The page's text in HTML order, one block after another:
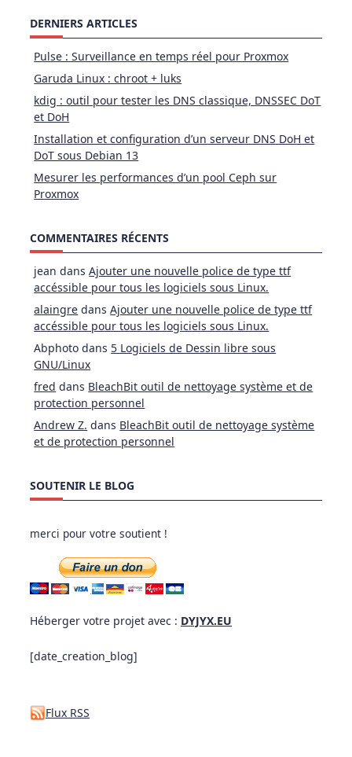
DERNIERS ARTICLES
Pulse : Surveillance en temps réel pour Proxmox
Garuda Linux : chroot + luks
kdig : outil pour tester les DNS classique, DNSSEC DoT
et DoH
Installation et configuration d’un serveur DNS DoH et
DoT sous Debian 13
Mesurer les performances d’un pool Ceph sur
Proxmox
COMMENTAIRES RÉCENTS
jean dansAjouter une nouvelle police de type ttf
accéssible pour tous les logiciels sous Linux.
alaingre dansAjouter une nouvelle police de type ttf
accéssible pour tous les logiciels sous Linux.
Abphoto dans 5 Logiciels de Dessin libre sous
GNU/Linux
fred dans BleachBit outil de nettoyage système et de
protection personnel
Andrew Z. dans BleachBit outil de nettoyage système
et de protection personnel
SOUTENIR LE BLOG
merci pour votre soutient !
Héberger votre projet avec : DYJYX.EU
[date_creation_blog]
Flux RSS